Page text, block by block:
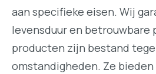
aan specifieke eisen. Wij
levensduur en betrouwbare
producten zijn bestand
omstandigheden. Ze